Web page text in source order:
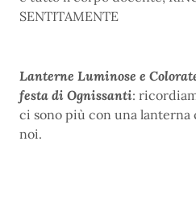
SENTITAMENTE
Lanterne Luminose e
festa di Ognissanti:
ci sono più con una
noi.